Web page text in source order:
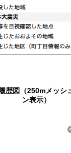
歴図（250mメッシ
ン表示）